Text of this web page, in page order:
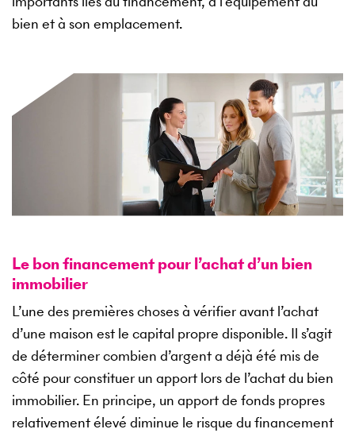
bien et à son emplacement.
Le bon financement pour l’achat d’un bien
immobilier
L’une des premières choses à vérifier avant l’achat
d’une maison est le capital propre disponible. Il s’agit
de déterminer combien d’argent a déjà été mis de
côté pour constituer un apport lors de l’achat du bien
immobilier. En principe, un apport de fonds propres
relativement élevé diminue le risque du financement